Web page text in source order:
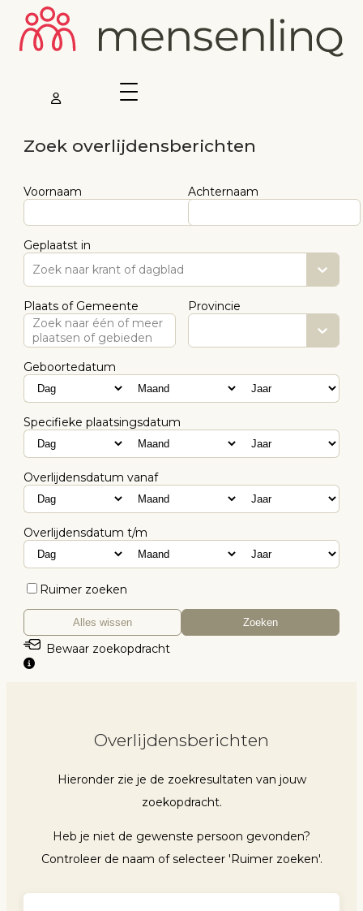
Zoek overlijdensberichten
Voornaam Achternaam
Geplaatst in
Zoek naar krant of dagblad
Plaats of Gemeente
Zoek naar één of meer
plaatsen of gebieden
Provincie
Geboortedatum
Specifieke plaatsingsdatum
Overlijdensdatum vanaf
Overlijdensdatum t/m
Ruimer zoeken
Alles wissen Zoeken
Bewaar zoekopdracht
Overlijdensberichten
Hieronder zie je de zoekresultaten van jouw
zoekopdracht.
Heb je niet de gewenste persoon gevonden?
Controleer de naam of selecteer 'Ruimer zoeken'.